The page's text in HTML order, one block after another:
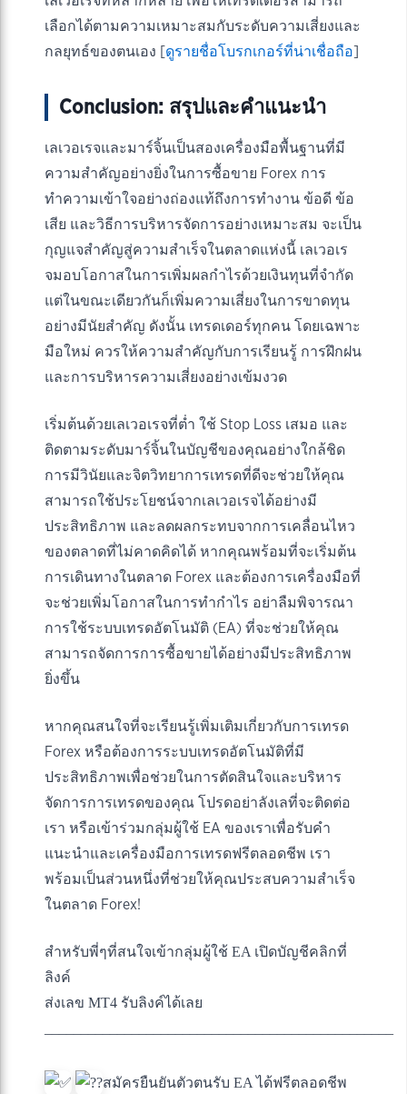
เลือกได้ตามความเหมาะสมกับระดับความเสี่ยงและ
กลยุทธ์ของตนเอง [ ดูรายชื่อโบรกเกอร์ที่น่าเชื่อถือ
Conclusion: สรุปและคำแนะนำ
เลเวอเรจและมาร์จิ้นเป็นสองเครื่องมือพื้นฐานที่มี
ความสำคัญอย่างยิ่งในการซื้อขาย Forex การ
ทำความเข้าใจอย่างถ่องแท้ถึงการทำงาน ข้อดี ข้อ
เสีย และวิธีการบริหารจัดการอย่างเหมาะสม จะเป็น
กุญแจสำคัญสู่ความสำเร็จในตลาดแห่งนี้ เลเวอเร
จมอบโอกาสในการเพิ่มผลกำไรด้วยเงินทุนที่จำกัด
แต่ในขณะเดียวกันก็เพิ่มความเสี่ยงในการขาดทุน
อย่างมีนัยสำคัญ ดังนั้น เทรดเดอร์ทุกคน โดยเฉพาะ
มือใหม่ ควรให้ความสำคัญกับการเรียนรู้ การฝึกฝน
และการบริหารความเสี่ยงอย่างเข้มงวด
เริ่มต้นด้วยเลเวอเรจที่ต่ำ ใช้ Stop Loss เสมอ และ
ติดตามระดับมาร์จิ้นในบัญชีของคุณอย่างใกล้ชิด
การมีวินัยและจิตวิทยาการเทรดที่ดีจะช่วยให้คุณ
สามารถใช้ประโยชน์จากเลเวอเรจได้อย่างมี
ประสิทธิภาพ และลดผลกระทบจากการเคลื่อนไหว
ของตลาดที่ไม่คาดคิดได้ หากคุณพร้อมที่จะเริ่มต้น
การเดินทางในตลาด Forex และต้องการเครื่องมือที่
จะช่วยเพิ่มโอกาสในการทำกำไร อย่าลืมพิจารณา
การใช้ระบบเทรดอัตโนมัติ (EA) ที่จะช่วยให้คุณ
สามารถจัดการการซื้อขายได้อย่างมีประสิทธิภาพ
ยิ่งขึ้น
หากคุณสนใจที่จะเรียนรู้เพิ่มเติมเกี่ยวกับการเทรด
Forex หรือต้องการระบบเทรดอัตโนมัติที่มี
ประสิทธิภาพเพื่อช่วยในการตัดสินใจและบริหาร
จัดการการเทรดของคุณ โปรดอย่าลังเลที่จะติดต่อ
เรา หรือเข้าร่วมกลุ่มผู้ใช้ EA ของเราเพื่อรับคำ
แนะนำและเครื่องมือการเทรดฟรีตลอดชีพ เรา
พร้อมเป็นส่วนหนึ่งที่ช่วยให้คุณประสบความสำเร็จ
ในตลาด Forex!
สำหรับพี่ๆที่สนใจเข้ากลุ่มผู้ใช้ EA เปิดบัญชีคลิกที่
ลิงค์
ส่งเลข MT4 รับลิงค์ได้เลย
สมัครยืนยันตัวตนรับ EA ได้ฟรีตลอดชีพ